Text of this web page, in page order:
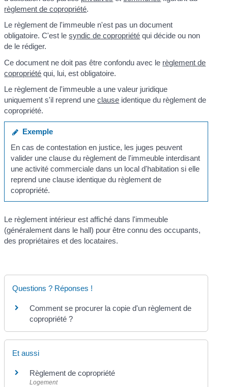
règlement de copropriété.
Le règlement de l'immeuble n'est pas un document
obligatoire. C'est lesyndic de copropriété qui décide ou non
de le rédiger.
Ce document ne doit pas être confondu avec le règlement de
copropriété qui, lui, est obligatoire.
Le règlement de l'immeuble a une valeur juridique
uniquement s'il reprend uneclause identique du règlement de
copropriété.
Exemple
En cas de contestation en justice, les juges peuvent
valider une clause du règlement de l'immeuble interdisant
une activité commerciale dans un local d'habitation si elle
reprend une clause identique du règlement de
copropriété.
Le règlement intérieur est affiché dans l'immeuble
(généralement dans le hall) pour être connu des occupants,
des propriétaires et des locataires.
Questions ? Réponses !
Comment se procurer la copie d'un règlement de
copropriété ?
Et aussi
Règlement de copropriété
Logement